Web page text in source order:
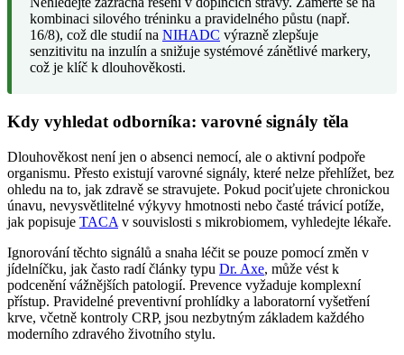
kombinaci silového tréninku a pravidelného půstu (např.
16/8), což dle studií na NIHADC výrazně zlepšuje
senzitivitu na inzulín a snižuje systémové zánětlivé markery,
což je klíč k dlouhověkosti.
Kdy vyhledat odborníka: varovné signály těla
Dlouhověkost není jen o absenci nemocí, ale o aktivní podpoře
organismu. Přesto existují varovné signály, které nelze přehlížet, bez
ohledu na to, jak zdravě se stravujete. Pokud pociťujete chronickou
únavu, nevysvětlitelné výkyvy hmotnosti nebo časté trávicí potíže,
jak popisuje TACA v souvislosti s mikrobiomem, vyhledejte lékaře.
Ignorování těchto signálů a snaha léčit se pouze pomocí změn v
jídelníčku, jak často radí články typu Dr. Axe, může vést k
podcenění vážnějších patologií. Prevence vyžaduje komplexní
přístup. Pravidelné preventivní prohlídky a laboratorní vyšetření
krve, včetně kontroly CRP, jsou nezbytným základem každého
moderního zdravého životního stylu.